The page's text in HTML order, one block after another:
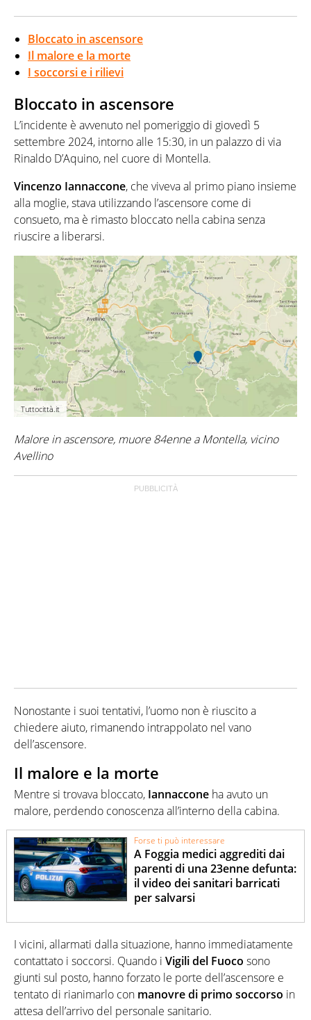
Bloccato in ascensore
Il malore e la morte
I soccorsi e i rilievi
Bloccato in ascensore
L’incidente è avvenuto nel pomeriggio di giovedì 5
settembre 2024, intorno alle 15:30, in un palazzo di via
Rinaldo D’Aquino, nel cuore di Montella.
Vincenzo Iannaccone, che viveva al primo piano insieme
alla moglie, stava utilizzando l’ascensore come di
consueto, ma è rimasto bloccato nella cabina senza
riuscire a liberarsi.
Tuttocittà.it
Malore in ascensore, muore 84enne a Montella, vicino
Avellino
Nonostante i suoi tentativi, l’uomo non è riuscito a
chiedere aiuto, rimanendo intrappolato nel vano
dell’ascensore.
Il malore e la morte
Mentre si trovava bloccato, Iannaccone ha avuto un
malore, perdendo conoscenza all’interno della cabina.
Forse ti può interessare
A Foggia medici aggrediti dai
parenti di una 23enne defunta:
il video dei sanitari barricati
per salvarsi
I vicini, allarmati dalla situazione, hanno immediatamente
contattato i soccorsi. Quando i Vigili del Fuoco sono
giunti sul posto, hanno forzato le porte dell’ascensore e
tentato di rianimarlo con manovre di primo soccorso in
attesa dell’arrivo del personale sanitario.